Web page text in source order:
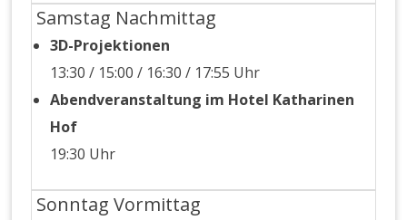
Samstag Nachmittag
3D-Pro­jek­tio­nen
13:30 / 15:00 / 16:30 / 17:55 Uhr
Abend­ver­anstal­tung im Hotel Kathari­nen
Hof
19:30 Uhr
Sonntag Vormittag